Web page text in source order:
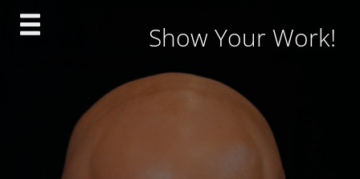
Skip
Show Your Work!